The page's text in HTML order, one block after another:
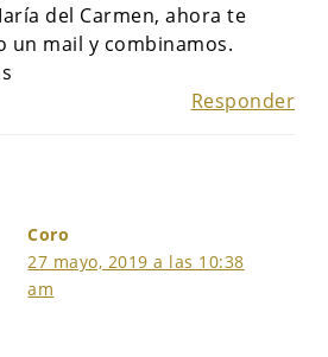
del Carmen, ahora te
un mail y combinamos.
Responder
Coro
27 mayo, 2019 a las 10:38
am